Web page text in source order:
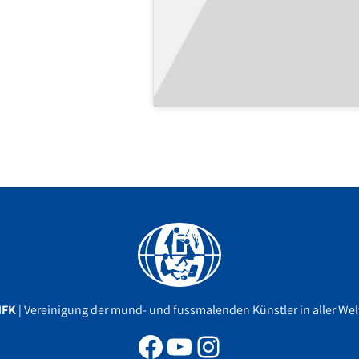
| Vereinigung der mund- und fussmalenden Künstler in aller
Facebook
YouTube
Instagram